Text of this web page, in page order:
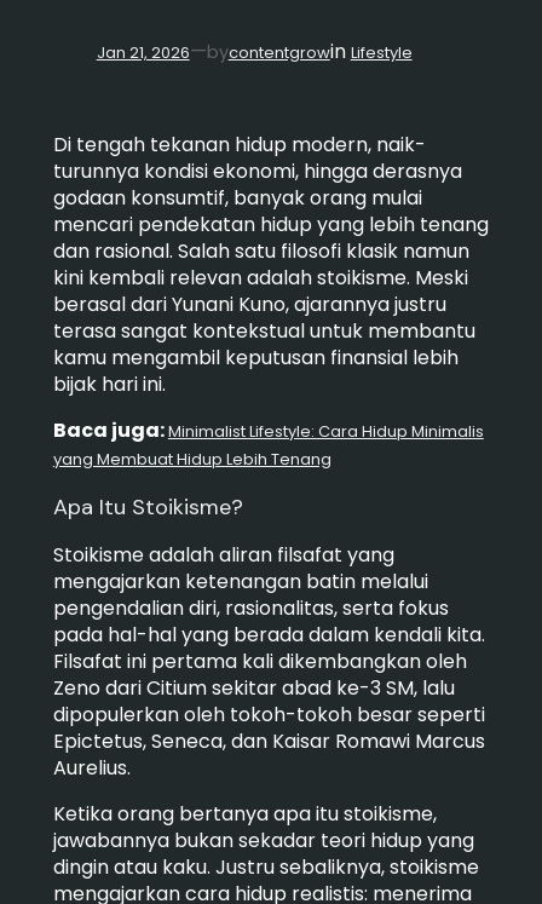
Jan 21, 2026—bycontentgrowin Lifestyle
Di tengah tekanan hidup modern, naik-
turunnya kondisi ekonomi, hingga derasnya
godaan konsumtif, banyak orang mulai
mencari pendekatan hidup yang lebih tenang
dan rasional. Salah satu filosofi klasik namun
kini kembali relevan adalah stoikisme. Meski
berasal dari Yunani Kuno, ajarannya justru
terasa sangat kontekstual untuk membantu
kamu mengambil keputusan finansial lebih
bijak hari ini.
Baca juga:Minimalist Lifestyle: Cara Hidup Minimalis
yang Membuat Hidup Lebih Tenang
Apa Itu Stoikisme?
Stoikisme adalah aliran filsafat yang
mengajarkan ketenangan batin melalui
pengendalian diri, rasionalitas, serta fokus
pada hal-hal yang berada dalam kendali kita.
Filsafat ini pertama kali dikembangkan oleh
Zeno dari Citium sekitar abad ke-3 SM, lalu
dipopulerkan oleh tokoh-tokoh besar seperti
Epictetus, Seneca, dan Kaisar Romawi Marcus
Aurelius.
Ketika orang bertanya apa itu stoikisme,
jawabannya bukan sekadar teori hidup yang
dingin atau kaku. Justru sebaliknya, stoikisme
mengajarkan cara hidup realistis: menerima